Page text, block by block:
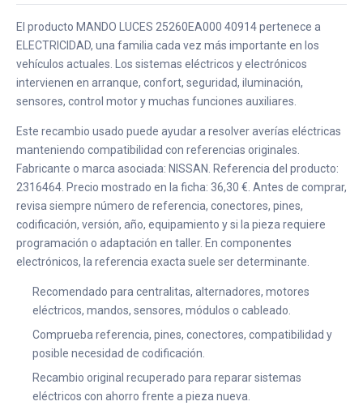
El producto MANDO LUCES 25260EA000 40914 pertenece a
ELECTRICIDAD, una familia cada vez más importante en los
vehículos actuales. Los sistemas eléctricos y electrónicos
intervienen en arranque, confort, seguridad, iluminación,
sensores, control motor y muchas funciones auxiliares.
Este recambio usado puede ayudar a resolver averías eléctricas
manteniendo compatibilidad con referencias originales.
Fabricante o marca asociada: NISSAN. Referencia del producto:
2316464. Precio mostrado en la ficha: 36,30 €. Antes de comprar,
revisa siempre número de referencia, conectores, pines,
codificación, versión, año, equipamiento y si la pieza requiere
programación o adaptación en taller. En componentes
electrónicos, la referencia exacta suele ser determinante.
Recomendado para centralitas, alternadores, motores
eléctricos, mandos, sensores, módulos o cableado.
Comprueba referencia, pines, conectores, compatibilidad y
posible necesidad de codificación.
Recambio original recuperado para reparar sistemas
eléctricos con ahorro frente a pieza nueva.